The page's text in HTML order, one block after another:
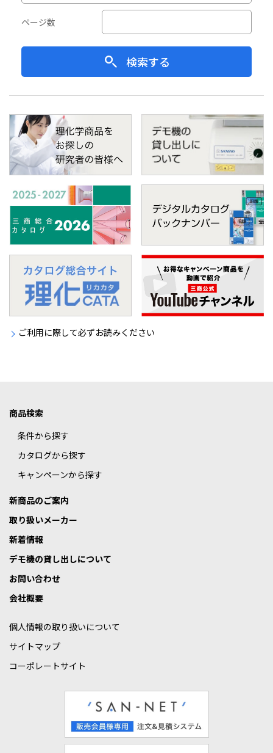
ページ数
検索する
ご利用に際して必ずお読みください
商品検索
条件から探す
カタログから探す
キャンペーンから探す
新商品のご案内
取り扱いメーカー
新着情報
デモ機の貸し出しについて
お問い合わせ
会社概要
個人情報の取り扱いについて
サイトマップ
コーポレートサイト